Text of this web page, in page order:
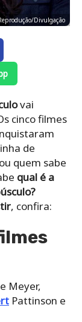
Divulgação
vai
cinco filmes
de
quem sabe
qual é a
, confira:
Meyer,
Pattinson e